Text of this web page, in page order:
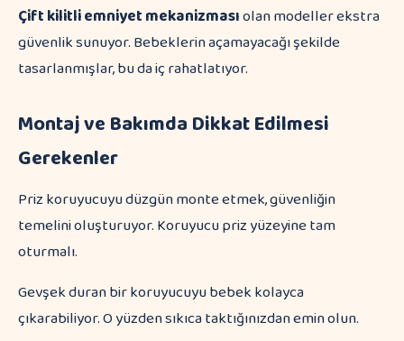
Çift kilitli emniyet mekanizmasıolan modeller ekstra
güvenlik sunuyor. Bebeklerin açamayacağı şekilde
tasarlanmışlar, bu da iç rahatlatıyor.
Montaj ve Bakımda Dikkat Edilmesi
Gerekenler
Priz koruyucuyu düzgün monte etmek, güvenliğin
temelini oluşturuyor. Koruyucu priz yüzeyine tam
oturmalı.
Gevşek duran bir koruyucuyu bebek kolayca
çıkarabiliyor. O yüzden sıkıca taktığınızdan emin olun.